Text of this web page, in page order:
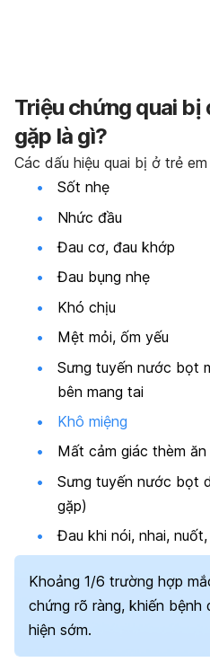
Triệu chứng quai
gặp là gì?
Các dấu hiệu quai bị ở trẻ
Sốt nhẹ
Nhức đầu
Đau cơ, đau khớp
Đau bụng nhẹ
Khó chịu
Mệt mỏi, ốm yếu
Sưng tuyến nước bọt
bên mang tai
Khô miệng
Mất cảm giác thèm ăn
Sưng tuyến nước bọt
gặp)
Đau khi nói, nhai,
Khoảng 1/6 trường hợp
chứng rõ ràng, khiến
hiện sớm.